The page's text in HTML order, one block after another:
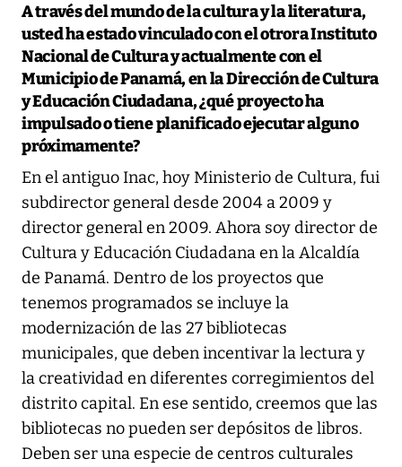
A través del mundo de la cultura y la literatura,
usted ha estado vinculado con el otrora Instituto
Nacional de Cultura y actualmente con el
Municipio de Panamá, en la Dirección de Cultura
y Educación Ciudadana, ¿qué proyecto ha
impulsado o tiene planificado ejecutar alguno
próximamente?
En el antiguo Inac, hoy Ministerio de Cultura, fui
subdirector general desde 2004 a 2009 y
director general en 2009. Ahora soy director de
Cultura y Educación Ciudadana en la Alcaldía
de Panamá. Dentro de los proyectos que
tenemos programados se incluye la
modernización de las 27 bibliotecas
municipales, que deben incentivar la lectura y
la creatividad en diferentes corregimientos del
distrito capital. En ese sentido, creemos que las
bibliotecas no pueden ser depósitos de libros.
Deben ser una especie de centros culturales